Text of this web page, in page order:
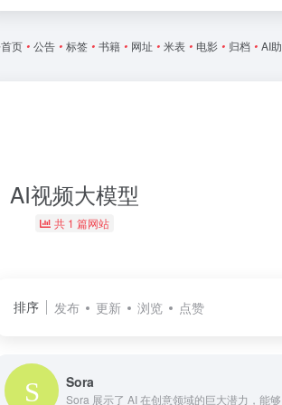
首页 • 公告 • 标签 • 书籍 • 网址 • 米表 • 电影 • 归档 • AI
AI视频大模型
共 1 篇网站
排序 发布 更新 浏览 点赞
Sora